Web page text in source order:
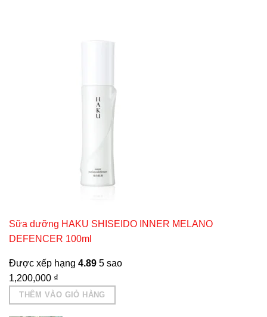
Sữa dưỡng HAKU SHISEIDO INNER MELANO
DEFENCER 100ml
Được xếp hạng 4.895 sao
1,200,000 ₫
THÊM VÀO GIỎ HÀNG